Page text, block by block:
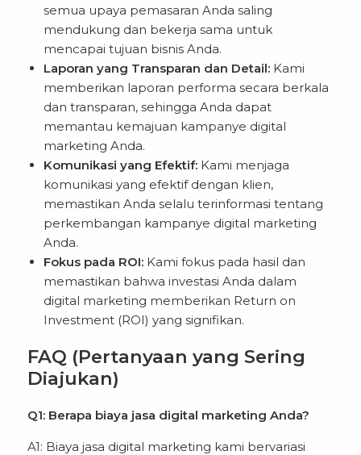
semua upaya pemasaran Anda saling
mendukung dan bekerja sama untuk
mencapai tujuan bisnis Anda.
Laporan yang Transparan dan Detail: Kami
memberikan laporan performa secara berkala
dan transparan, sehingga Anda dapat
memantau kemajuan kampanye digital
marketing Anda.
Komunikasi yang Efektif: Kami menjaga
komunikasi yang efektif dengan klien,
memastikan Anda selalu terinformasi tentang
perkembangan kampanye digital marketing
Anda.
Fokus pada ROI: Kami fokus pada hasil dan
memastikan bahwa investasi Anda dalam
digital marketing memberikan Return on
Investment (ROI) yang signifikan.
FAQ (Pertanyaan yang Sering
Diajukan)
Q1: Berapa biaya jasa digital marketing Anda?
A1: Biaya jasa digital marketing kami bervariasi